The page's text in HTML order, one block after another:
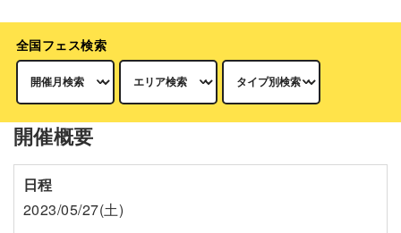
全国フェス検索
開催概要
日程
2023/05/27(土)